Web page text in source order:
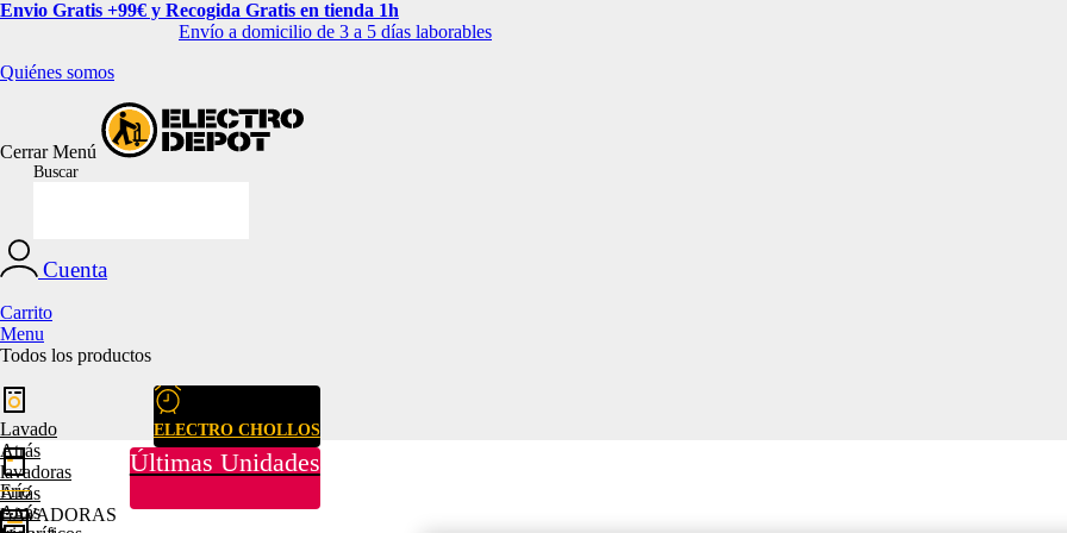
Envio Gratis +99€ y Recogida Gratis en tienda 1h
Envío a domicilio de 3 a 5 días laborables
Quiénes somos
CerrarMenú
Buscar
Cuenta
Carrito
Menu
Todos los productos
ELECTRO CHOLLOS
Últimas Unidades
Lavado
Atrás
lavadoras
Atrás
LAVADORAS
Frío
Atrás